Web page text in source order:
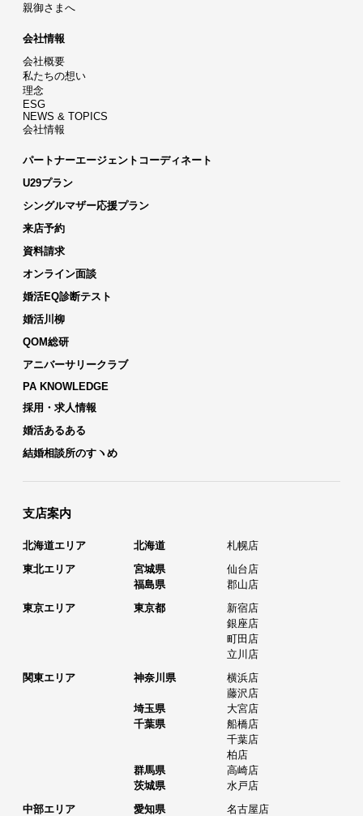
親御さまへ
会社情報
会社概要
私たちの想い
理念
ESG
NEWS & TOPICS
会社情報
パートナーエージェントコーディネート
U29プラン
シングルマザー応援プラン
来店予約
資料請求
オンライン面談
婚活EQ診断テスト
婚活川柳
QOM総研
アニバーサリークラブ
PA KNOWLEDGE
採用・求人情報
婚活あるある
結婚相談所のすヽめ
支店案内
北海道エリア 北海道
札幌店
東北エリア
宮城県
仙台店
福島県
郡山店
東京エリア
東京都
新宿店
銀座店
町田店
立川店
関東エリア
神奈川県
横浜店
藤沢店
埼玉県
大宮店
千葉県
船橋店
千葉店
柏店
群馬県
高崎店
茨城県
水戸店
中部エリア
愛知県
名古屋店